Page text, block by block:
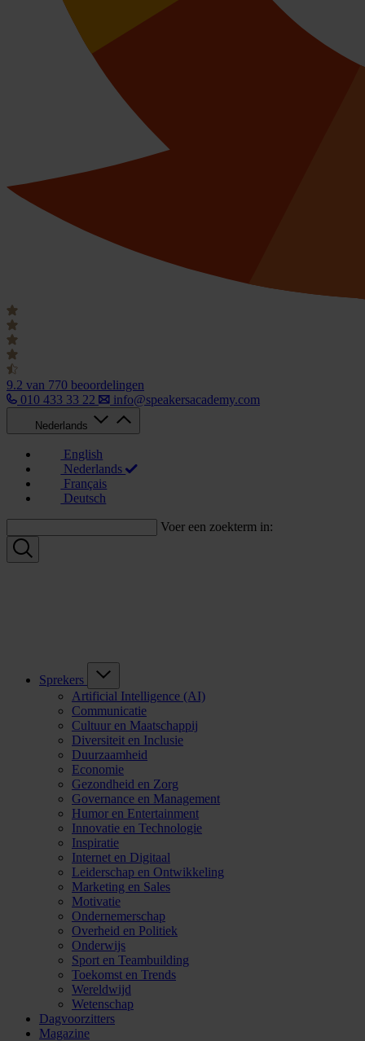
9.2 van 770 beoordelingen
010 433 33 22
info@speakersacademy.com
Nederlands
English
Nederlands
Français
Deutsch
Voer een zoekterm in:
Sprekers
Artificial Intelligence (AI)
Communicatie
Cultuur en Maatschappij
Diversiteit en Inclusie
Duurzaamheid
Economie
Gezondheid en Zorg
Governance en Management
Humor en Entertainment
Innovatie en Technologie
Inspiratie
Internet en Digitaal
Leiderschap en Ontwikkeling
Marketing en Sales
Motivatie
Ondernemerschap
Overheid en Politiek
Onderwijs
Sport en Teambuilding
Toekomst en Trends
Wereldwijd
Wetenschap
Dagvoorzitters
Magazine